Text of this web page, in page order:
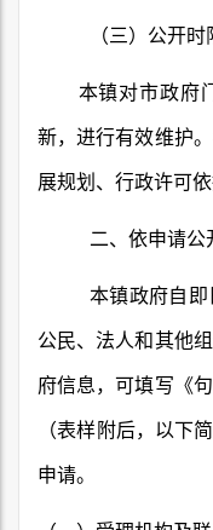
（三）公开时
本镇对市政府门
新，进行有效维护
展规划、行政许可
二、依申请公
本镇政府自即
公民、法人和其他
府信息，可填写《
（表样附后，以下
申请。